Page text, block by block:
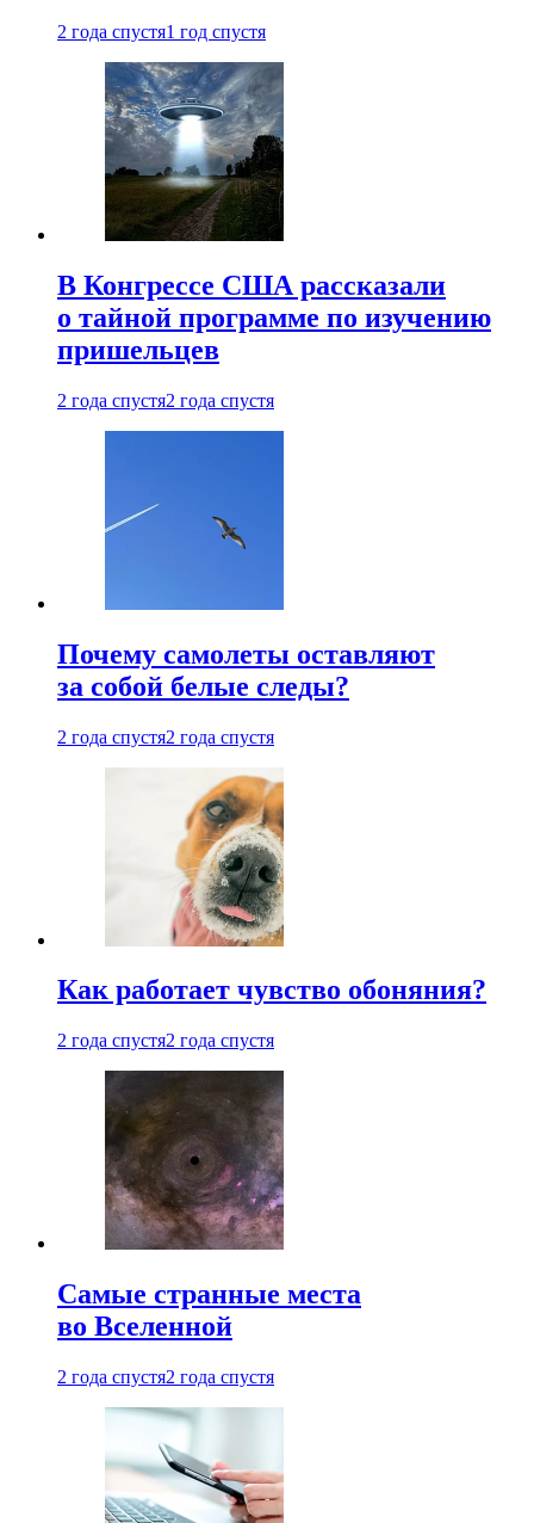
2 года спустя1 год спустя
В Конгрессе США рассказали
о тайной программе по изучению
пришельцев
2 года спустя2 года спустя
Почему самолеты оставляют
за собой белые следы?
2 года спустя2 года спустя
Как работает чувство обоняния?
2 года спустя2 года спустя
Самые странные места
во Вселенной
2 года спустя2 года спустя